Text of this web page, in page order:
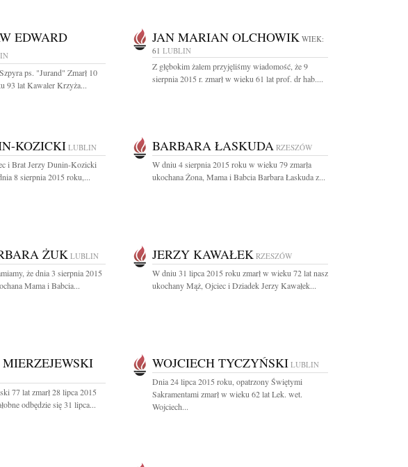
EDWARD
ps. "Jurand" Zmarł 10
93 lat Kawaler Krzyża...
JAN MARIAN OLCHOWIK WIEK:
61 LUBLIN
Z głębokim żalem przyjęliśmy wiadomość, że 9
sierpnia 2015 r. zmarł w wieku 61 lat prof. dr hab....
KOZICKI LUBLIN
i Brat Jerzy Dunin-Kozicki
8 sierpnia 2015 roku,...
BARBARA ŁASKUDA RZESZÓW
W dniu 4 sierpnia 2015 roku w wieku 79 zmarła
ukochana Żona, Mama i Babcia Barbara Łaskuda z...
ŻUK LUBLIN
że dnia 3 sierpnia 2015
Mama i Babcia...
JERZY KAWAŁEK RZESZÓW
W dniu 31 lipca 2015 roku zmarł w wieku 72 lat nasz
ukochany Mąż, Ojciec i Dziadek Jerzy Kawałek...
77 lat zmarł 28 lipca 2015
odbędzie się 31 lipca...
WOJCIECH TYCZYŃSKI LUBLIN
Dnia 24 lipca 2015 roku, opatrzony Świętymi
Sakramentami zmarł w wieku 62 lat Lek. wet.
Wojciech...